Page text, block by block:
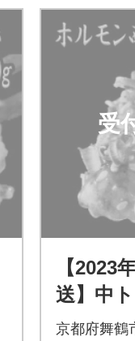
受
【2023
送】中
西京味
京都府舞鶴